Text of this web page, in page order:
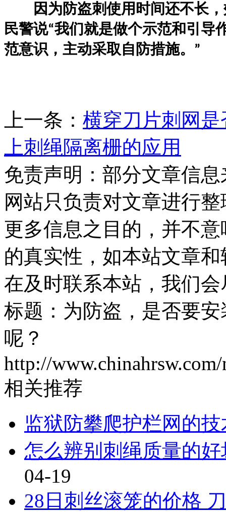
因为防盗刺使用时间还不长
民警说“我们就是做个示范和引导
范意识，主动采取自防措施。
”
上一条： 横穿刀片刺网
上刺绳隔离栅的应用
免责声明：部分文章信
网站只负责对文章进行
更多信息之目的，并不
的真实性，如本站文章
在及时联系本站，我们
标题：为防盗，是否要
呢？ 地
http://
相关推荐
监狱防攀爬护栏网的
怎么辨别刺绳质量的
04-19
28日刺丝滚笼的价格